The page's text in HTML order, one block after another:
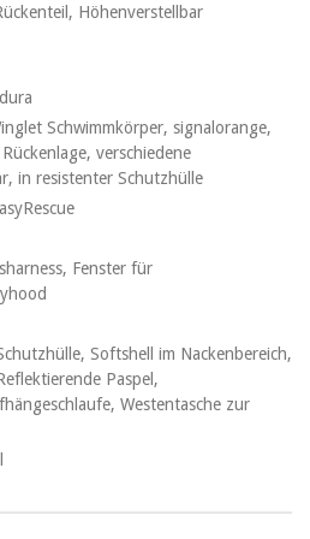
Höhenverstellbar
Schwimmkörper, signalorange,
verschiedene
in resistenter Schutzhülle
Fenster für
Softshell im Nackenbereich,
Paspel,
Westentasche zur